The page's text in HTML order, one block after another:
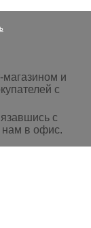
магазином и
с
с
нам в офис.